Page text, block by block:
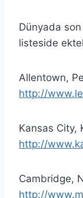
Dünyada
listeside
Allentown,
http://
Kansas City,
http://
Cambridge,
http://